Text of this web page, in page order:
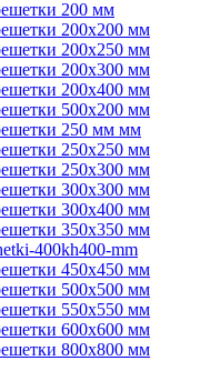
200 мм
200х200 мм
200х250 мм
200х300 мм
200х400 мм
500х200 мм
250 мм мм
250х250 мм
250х300 мм
300х300 мм
300х400 мм
350х350 мм
400kh400-mm
450х450 мм
500х500 мм
550х550 мм
600х600 мм
800х800 мм